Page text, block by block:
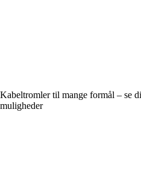
Kabeltromler til mange formål – se
muligheder